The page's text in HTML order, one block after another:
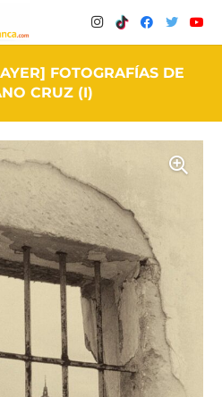
FOTOGRAFÍAS DE
CRUZ (I)